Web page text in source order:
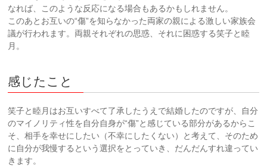
なれば、このような反応になる場合もあるかもしれません。
このあとお互いの“傷”を知らなかった両家の親による激しい家族会
議が行われます。両親それぞれの思惑、それに困惑する笑子と睦
月。
感じたこと
笑子と睦月はお互いすべて了承したうえで結婚したのですが、自分
のマイノリティ性を自分自身が“傷”と感じている部分があるからこ
そ、相手を幸せにしたい（不幸にしたくない）と考えて、そのため
に自分が我慢するという選択をとっていき、だんだんすれ違ってい
きます。